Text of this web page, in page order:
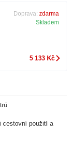
Doprava: zdarma
Skladem
5 133 Kč
cestovní použití a